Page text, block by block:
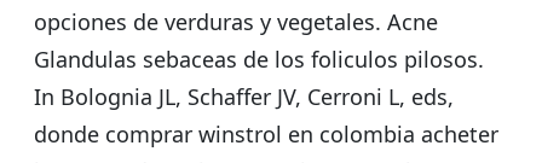
opciones de verduras y vegetales. Acne
Glandulas sebaceas de los foliculos pilosos.
In Bolognia JL, Schaffer JV, Cerroni L, eds,
donde comprar winstrol en colombia acheter